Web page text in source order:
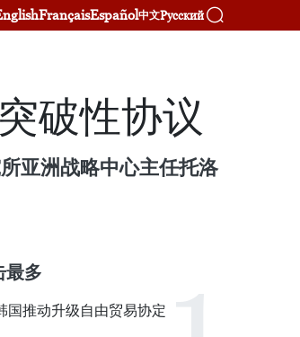
FrançaisEspañol中文Русский
破性协议
亚洲战略中心主任托洛
最多
国推动升级自由贸易协定